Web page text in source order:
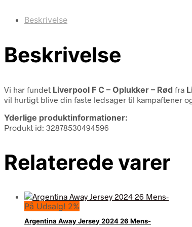
Beskrivelse
Beskrivelse
Vi har fundet Liverpool F C – Oplukker – Rød fra
vil hurtigt blive din faste ledsager til kampaftener
Yderlige produktinformationer:
Produkt id: 32878530494596
Relaterede varer
På Udsalg! 2%
Argentina Away Jersey 2024 26 Mens-